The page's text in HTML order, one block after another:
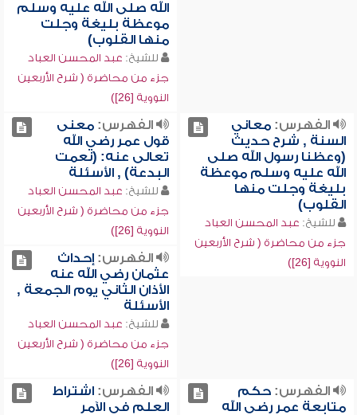
الله صلى الله عليه وسلم
موعظة بليغة وجلت
منها القلوب)
للشيخ: عبد المحسن العباد
جزء من محاضرة ( شرح الأربعين
النووية [26])
الفهرس:معاني
السنة , شرح حديث
(وعظنا رسول الله صلى
الله عليه وسلم موعظة
بليغة وجلت منها
القلوب)
للشيخ: عبد المحسن العباد
جزء من محاضرة ( شرح الأربعين
النووية [26])
الفهرس:معنى
قول عمر رضي الله
تعالى عنه: (نعمت
البدعة) , الأسئلة
للشيخ: عبد المحسن العباد
جزء من محاضرة ( شرح الأربعين
النووية [26])
الفهرس:إحداث
عثمان رضي الله عنه
الأذان الثاني يوم الجمعة ,
الأسئلة
للشيخ: عبد المحسن العباد
جزء من محاضرة ( شرح الأربعين
النووية [26])
الفهرس:حكم
متابعة عمر رضي الله
الفهرس:اشتراط
العلم في الآمر